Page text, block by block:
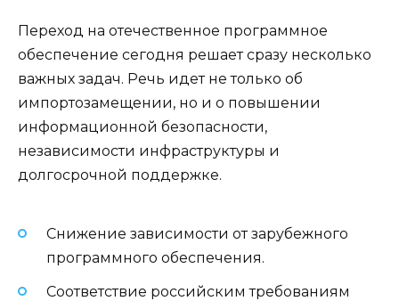
Переход на отечественное программное
обеспечение сегодня решает сразу несколько
важных задач. Речь идет не только об
импортозамещении, но и о повышении
информационной безопасности,
независимости инфраструктуры и
долгосрочной поддержке.
Снижение зависимости от зарубежного
программного обеспечения.
Соответствие российским требованиям